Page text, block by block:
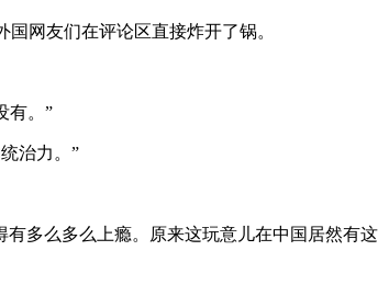
网友们在评论区直接炸开了锅。
有。”
治力。”
多么多么上瘾。原来这玩意儿在中国居然有这